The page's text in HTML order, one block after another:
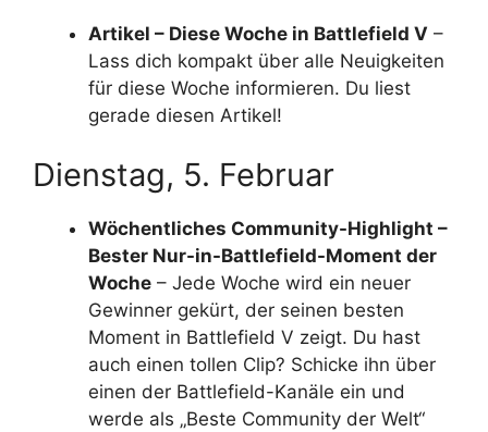
Artikel – Diese Woche in Battlefield V –
Lass dich kompakt über alle Neuigkeiten
für diese Woche informieren. Du liest
gerade diesen Artikel!
Dienstag, 5. Februar
Wöchentliches Community-Highlight –
Bester Nur-in-Battlefield-Moment der
Woche – Jede Woche wird ein neuer
Gewinner gekürt, der seinen besten
Moment in Battlefield V zeigt. Du hast
auch einen tollen Clip? Schicke ihn über
einen der Battlefield-Kanäle ein und
werde als „Beste Community der Welt“